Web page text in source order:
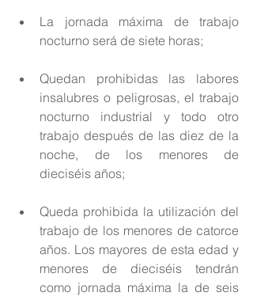
La jornada máxima de trabajo
nocturno será de siete horas;
Quedan prohibidas las labores
insalubres o peligrosas, el trabajo
nocturno industrial y todo otro
trabajo después de las diez de la
noche, de los menores de
dieciséis años;
Queda prohibida la utilización del
trabajo de los menores de catorce
años. Los mayores de esta edad y
menores de dieciséis tendrán
como jornada máxima la de seis